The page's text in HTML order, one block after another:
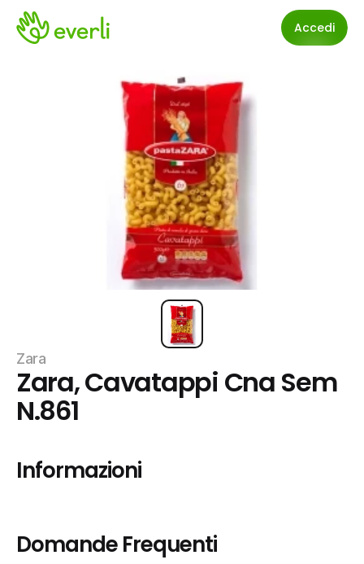
Accedi
Zara
Zara, Cavatappi Cna Sem
N.861
Informazioni
Domande Frequenti